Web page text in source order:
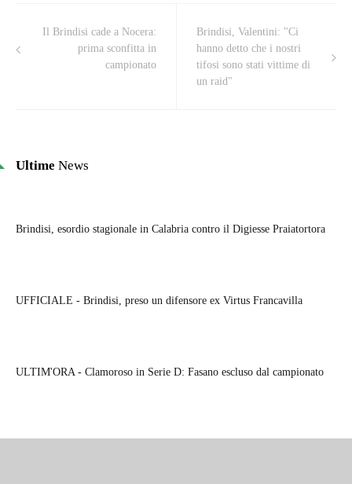
Il Brindisi cade a Nocera:
prima sconfitta in
campionato
Brindisi, Valentini: "Ci
hanno detto che i nostri
tifosi sono stati vittime di
un raid"
Ultime News
Brindisi, esordio stagionale in Calabria contro il Digiesse Praiatortora
UFFICIALE - Brindisi, preso un difensore ex Virtus Francavilla
ULTIM'ORA - Clamoroso in Serie D: Fasano escluso dal campionato